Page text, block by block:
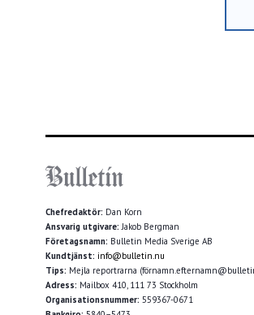
Chefredaktör: Dan Korn
Ansvarig utgivare:Jakob Bergman
Företagsnamn: Bulletin Media Sverige AB
Kundtjänst: info@bulletin.nu
Tips: Mejla reportrarna
Adress: Mailbox 410, 111 73 Stockholm
Organisationsnummer: 559367-0671